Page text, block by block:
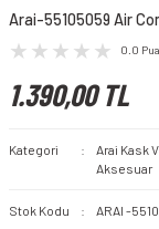
Arai-55105059 Air
0.0
1.390,00 TL
Kategori
Arai Kask
Aksesuar
Stok Kodu ARAI -